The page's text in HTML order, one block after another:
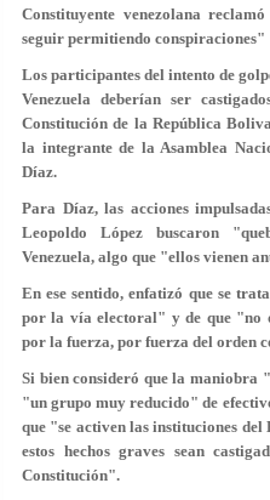
Constituyente venezolana
seguir permitiendo conspiraciones"
Los participantes del intento de
Venezuela deberían ser
Constitución de la República
la integrante de la Asamblea
Díaz.
Para Díaz, las acciones
Leopoldo López buscaron
Venezuela, algo que "ellos vienen
En ese sentido, enfatizó que se
por la vía electoral" y de que "no
por la fuerza, por fuerza del orden
Si bien consideró que la maniobra
"un grupo muy reducido" de
que "se activen las instituciones
estos hechos graves sean
Constitución".